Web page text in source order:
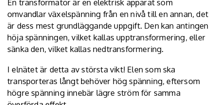
omvandlar växelspänning från en nivå till en annan, det
är dess mest grundläggande uppgift. Den kan antingen
höja spänningen, vilket kallas upptransformering, eller
sänka den, vilket kallas nedtransformering.
I elnätet är detta av största vikt! Elen som ska
transporteras långt behöver hög spänning, eftersom
högre spänning innebär lägre ström för samma